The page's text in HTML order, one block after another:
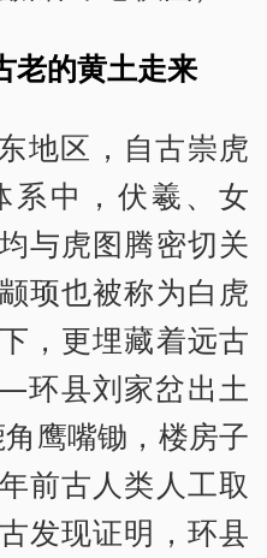
老的黄土走来
地区，自古崇虎
系中，伏羲、女
与虎图腾密切关
顼也被称为白虎
，更埋藏着远古
环县刘家岔出土
鹰嘴锄，楼房子
前古人类人工取
发现证明，环县